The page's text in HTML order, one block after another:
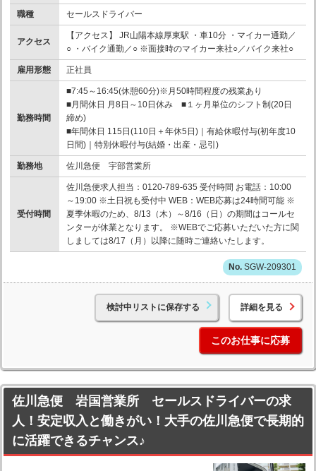
職種 セールスドライバー
アクセス
【アクセス】 JR山陽本線厚東駅 ・車10分 ・マイカー通勤／
○ ・バイク通勤／○ ※面接時のマイカー来社○／バイク来社○
雇用形態 正社員
勤務時間
■7:45～16:45(休憩60分)※月50時間程度の残業あり
■月間休日 月8日～10日休み ■１ヶ月単位のシフト制(20日
締め)
■年間休日 115日(110日＋年休5日)｜有給休暇付与(初年度10
日間)｜特別休暇付与(結婚・出産・忌引)
勤務地 佐川急便 宇部営業所
受付時間
佐川急便求人担当：0120-789-635 受付時間 お電話：10:00
～19:00 ※土日祝も受付中 WEB：WEB応募は24時間可能 ※
夏季休暇のため、8/13（木）～8/16（日）の期間はコールセ
ンターが休業となります。 ※WEBでご応募いただいた方に関
しましては8/17（月）以降に随時ご連絡いたします。
SGW-209301
検討中リストに保存する 詳細を見る
このお仕事に応募
佐川急便 岩国営業所 セールスドライバーの求
人！安定収入と働きがい！大手の佐川急便で長期的
に活躍できるチャンス♪